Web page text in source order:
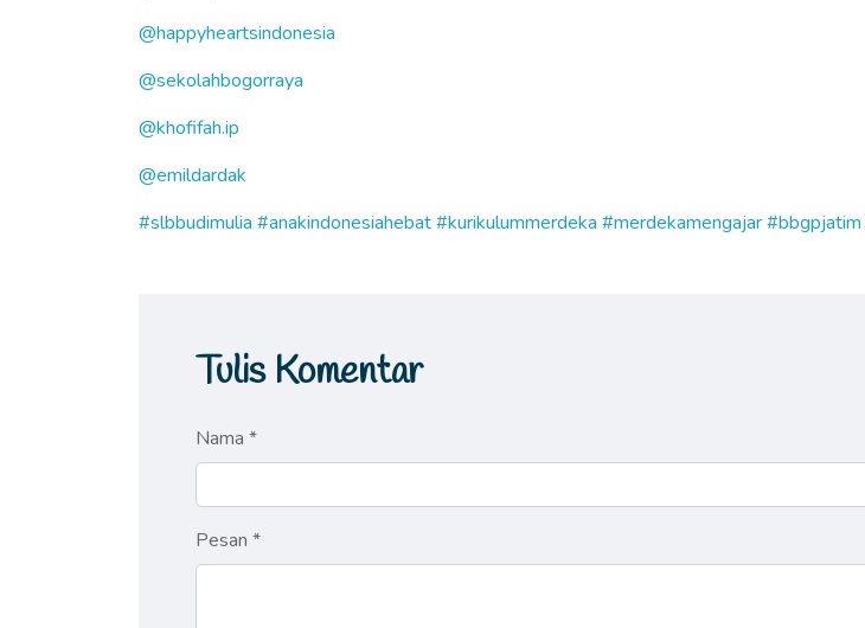
@happyheartsindonesia
@sekolahbogorraya
@khofifah.ip
@emildardak
#slbbudimulia #anakindonesiahebat#kurikulummerdeka #merdekamengajar#bbgpjatim
Tulis Komentar
Nama *
Pesan *